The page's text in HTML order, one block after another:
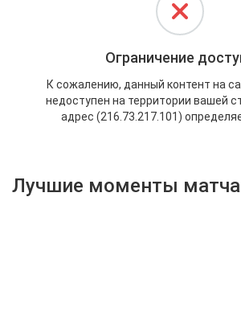
Лучшие моменты матча